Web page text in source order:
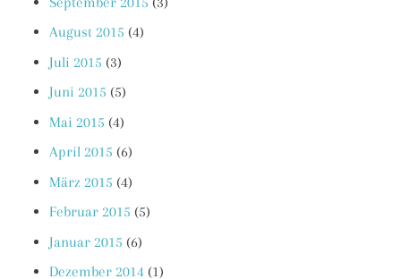
August 2015 (4)
Juli 2015 (3)
Juni 2015 (5)
Mai 2015 (4)
April 2015 (6)
März 2015 (4)
Februar 2015 (5)
Januar 2015 (6)
Dezember 2014 (1)